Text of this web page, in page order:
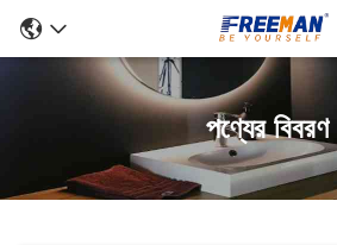
পণ্যের বিবরণ